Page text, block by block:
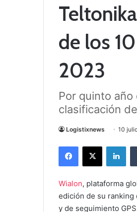
de los
2023
Por quinto
clasificación
Logistixnews 10
Wialon, plataforma
edición de su ranking
y de seguimiento